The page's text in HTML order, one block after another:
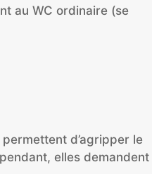
au WC ordinaire (se
d’agripper le
elles demandent